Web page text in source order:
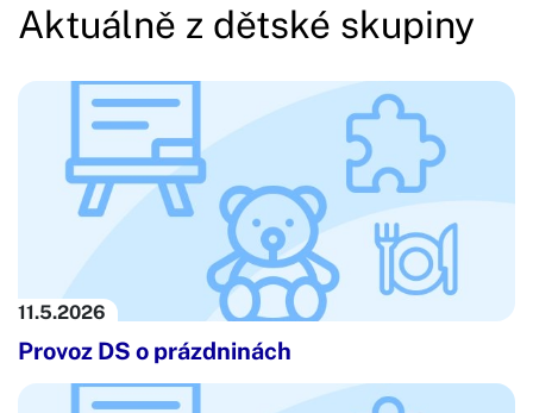
Aktuálně z dětské skupiny
11.5.2026
Provoz DS o prázdninách